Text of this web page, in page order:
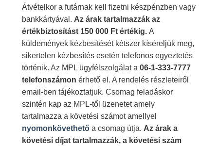
Átvételkor a futárnak kell fizetni készpénzben vagy
bankkártyával. Az árak tartalmazzák az
értékbiztosítást 150 000 Ft értékig. A
küldemények kézbesítését kétszer kíséreljük meg,
sikertelen kézbesítés esetén telefonos egyeztetés
történik. Az MPL ügyfélszolgálat a 06-1-333-7777
telefonszámon érhető el. A rendelés részleteiről
email-ben tájékoztatjuk. Csomag feladáskor
szintén kap az MPL-től üzenetet amely
tartalmazza a követési számot amellyel
nyomonkövethetőa csomag útja. Az árak a
követési díjat tartalmazzák, a követési szám